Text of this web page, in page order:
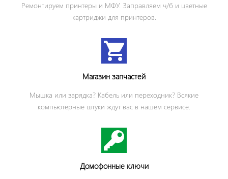
Ремонтируем принтеры и МФУ. Заправляем ч/б и цветные
картриджи для принтеров.
Магазин запчастей
Мышка или зарядка? Кабель или переходник? Всякие
компьютерные штуки ждут вас в нашем сервисе.
Домофонные ключи